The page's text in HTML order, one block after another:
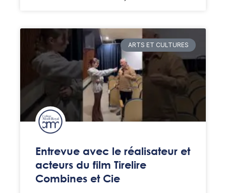
ARTS ET CULTURES
Entrevue avec le réalisateur et
acteurs du film Tirelire
Combines et Cie